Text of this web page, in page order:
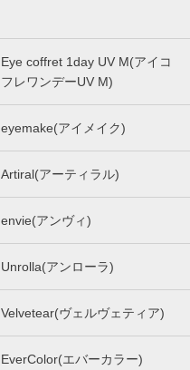
Eye coffret 1day UV M(アイコ
フレワンデーUV M)
eyemake(アイメイク)
Artiral(アーティラル)
envie(アンヴィ)
Unrolla(アンローラ)
Velvetear(ヴェルヴェティア)
EverColor(エバーカラー)